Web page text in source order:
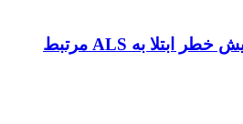
آفت‌کش‌ها با افزایش خطر ابتلا به ALS مرتبط